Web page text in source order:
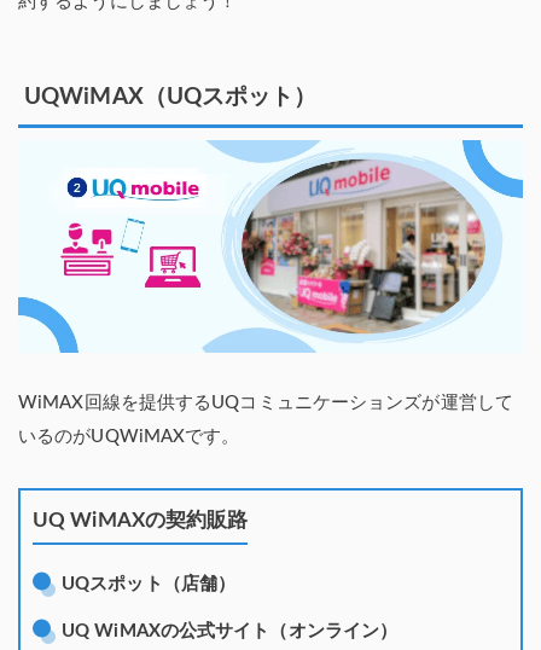
UQWiMAX（UQスポット）
WiMAX回線を提供するUQコミュニケーションズが運営して
いるのがUQWiMAXです。
UQ WiMAXの契約販路
UQスポット（店舗）
UQ WiMAXの公式サイト（オンライン）